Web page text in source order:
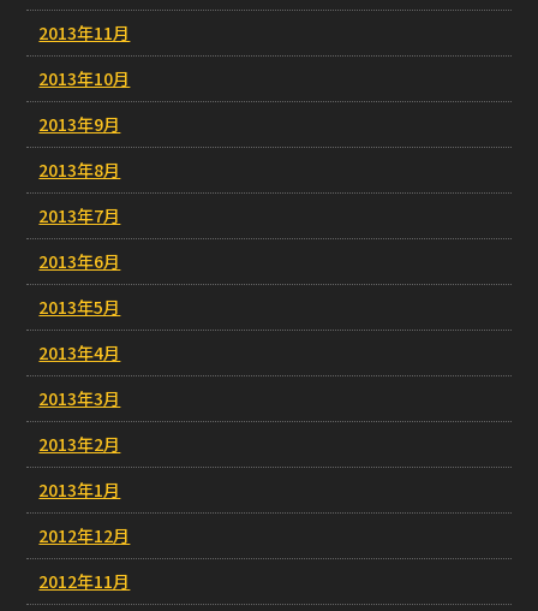
2013年11月
2013年10月
2013年9月
2013年8月
2013年7月
2013年6月
2013年5月
2013年4月
2013年3月
2013年2月
2013年1月
2012年12月
2012年11月